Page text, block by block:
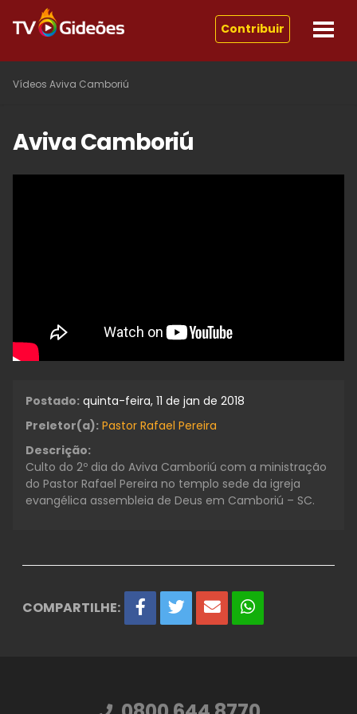
Contribuir
Vídeos Aviva Camboriú
Aviva Camboriú
Postado: quinta-feira, 11 de jan de 2018
Preletor(a): Pastor Rafael Pereira
Descrição:
Culto do 2º dia do Aviva Camboriú com a ministração
do Pastor Rafael Pereira no templo sede da igreja
evangélica assembleia de Deus em Camboriú – SC.
COMPARTILHE: